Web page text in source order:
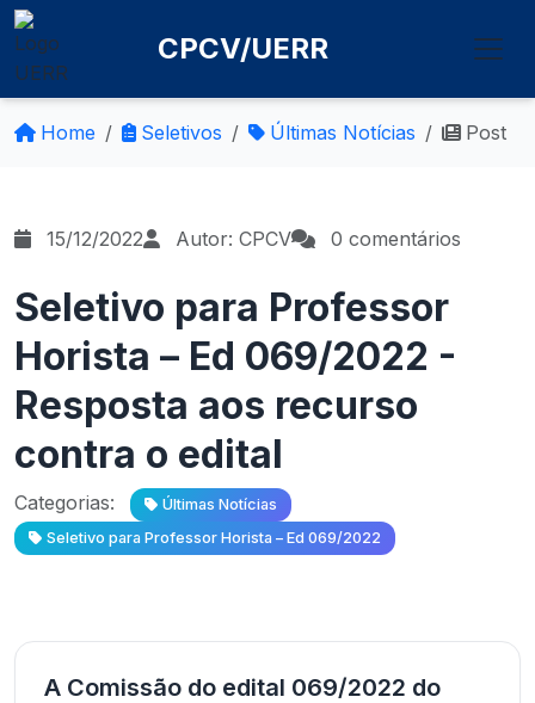
CPCV/UERR
Home Seletivos Últimas Notícias Post
15/12/2022 Autor: CPCV 0 comentários
Seletivo para Professor
Horista – Ed 069/2022 -
Resposta aos recurso
contra o edital
Categorias:
Últimas Notícias
Seletivo para Professor Horista – Ed 069/2022
A Comissão do edital 069/2022 do